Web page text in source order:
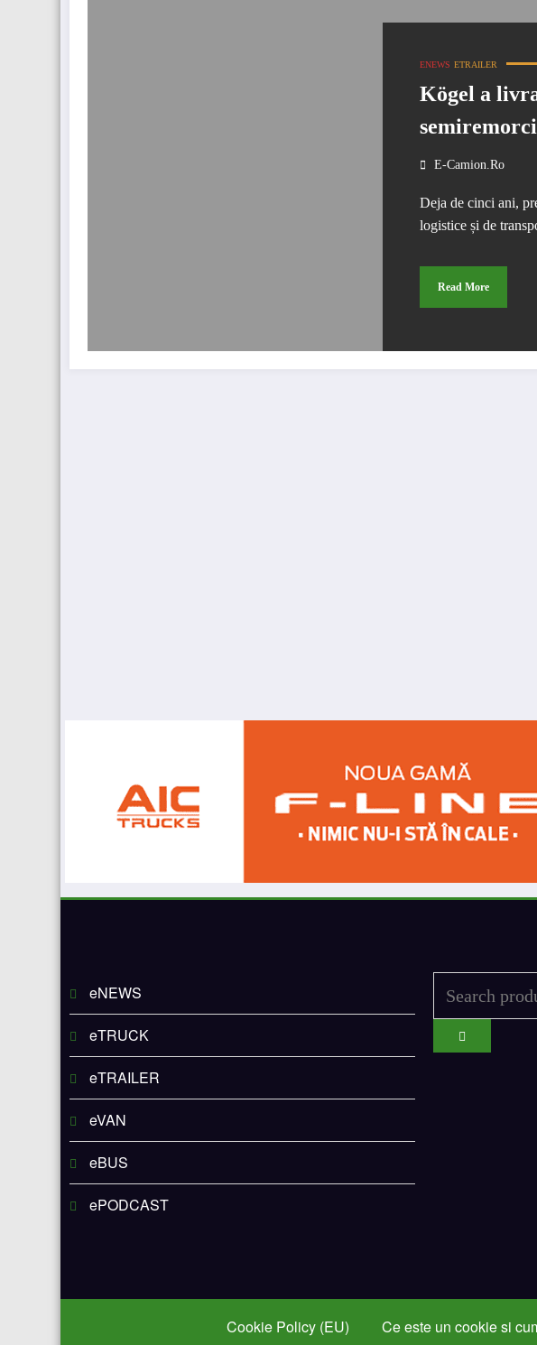
ENEWS ETRAILER
Kögel a
E-Camion.ro
Deja de cinci ani,
logistice și de
Read More
eNEWS
eTRUCK
eTRAILER
eVAN
eBUS
ePODCAST
Cookie Policy (EU) Ce este un cookie si